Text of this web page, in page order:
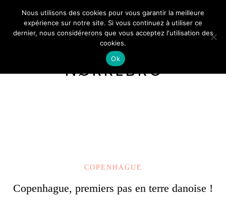
NØRREBRO
COPENHAGUE
Copenhague, premiers pas en terre danoise !
Nous utilisons des cookies pour vous garantir la meilleure
expérience sur notre site. Si vous continuez à utiliser ce
dernier, nous considérerons que vous acceptez l'utilisation des
cookies.
Ok